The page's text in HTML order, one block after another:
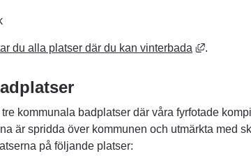
du alla platser där du kan vinterbada Länk till
.
tre kommunala badplatser där våra fyrfotade
är spridda över kommunen och utmärkta med
på följande platser: